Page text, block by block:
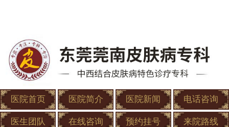
医院首页 医院简介 医院新闻 电话咨询
医生团队 在线咨询 预约挂号 来院路线